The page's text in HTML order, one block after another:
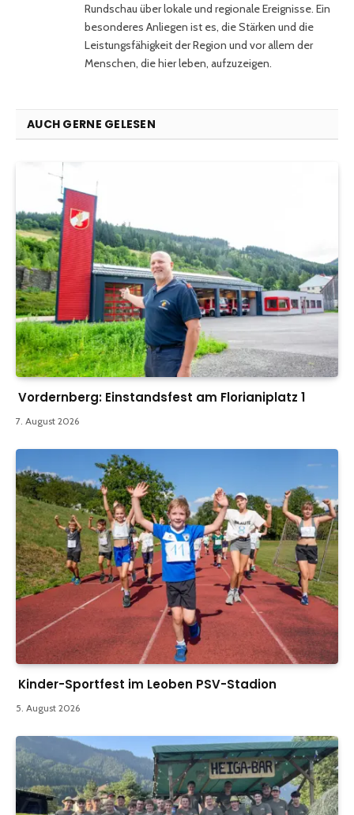
Rundschau über lokale und regionale Ereignisse. Ein
besonderes Anliegen ist es, die Stärken und die
Leistungsfähigkeit der Region und vor allem der
Menschen, die hier leben, aufzuzeigen.
AUCH GERNE GELESEN
Vordernberg: Einstandsfest am Florianiplatz 1
7. August 2026
Kinder-Sportfest im Leoben PSV-Stadion
5. August 2026